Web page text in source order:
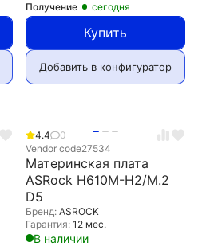
Получение сегодня
Купить
Добавить в конфигуратор
4.4
0
Vendor code27534
Материнская плата
ASRock H610M-H2/M.2
D5
Бренд: ASROCK
Гарантия: 12 мес.
В наличии